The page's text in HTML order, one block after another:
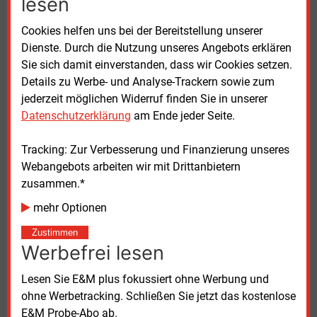
Cookies helfen uns bei der Bereitstellung unserer
Dienste. Durch die Nutzung unseres Angebots erklären
Sie sich damit einverstanden, dass wir Cookies setzen.
Details zu Werbe- und Analyse-Trackern sowie zum
jederzeit möglichen Widerruf finden Sie in unserer
Datenschutzerklärung am Ende jeder Seite.
Tracking: Zur Verbesserung und Finanzierung unseres
Webangebots arbeiten wir mit Drittanbietern
zusammen.*
mehr Optionen
Zustimmen
Werbefrei lesen
Lesen Sie E&M plus fokussiert ohne Werbung und
ohne Werbetracking. Schließen Sie jetzt das kostenlose
E&M Probe-Abo ab.
solches Darlehen. In Hessen stellt die
Landesförderbank Nachrangkapital bereit. Beide
Modelle zielen darauf ab, die finanzielle Belastung
öffentlicher Haushalte zu begrenzen.
Die Umsetzung hybrider Finanzierungen hänge
jedoch weniger vom Rechtsrahmen als von
Kommunalaufsichten spielen eine zentrale Rolle bei
der Genehmigung von Kreditaufnahmen.
Unterschiedliche Auslegungen führen zu
daher Anpassungen im Kommunalrecht.
Standardisierte Verfahren und klare Regelungen
könnten die Umsetzung erleichtern. Zudem bestehe
Landesebene.